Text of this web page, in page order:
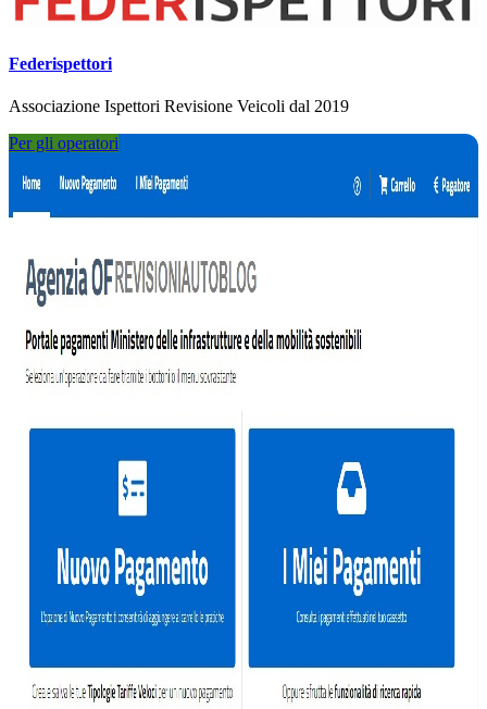
Federispettori
Associazione Ispettori Revisione Veicoli dal 2019
Per gli operatori